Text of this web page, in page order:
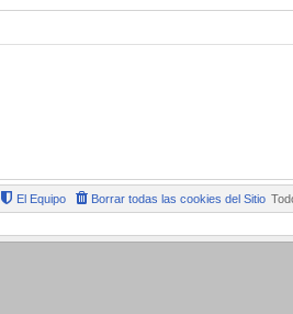
Borrar todas las cookies del Sitio
El Equipo